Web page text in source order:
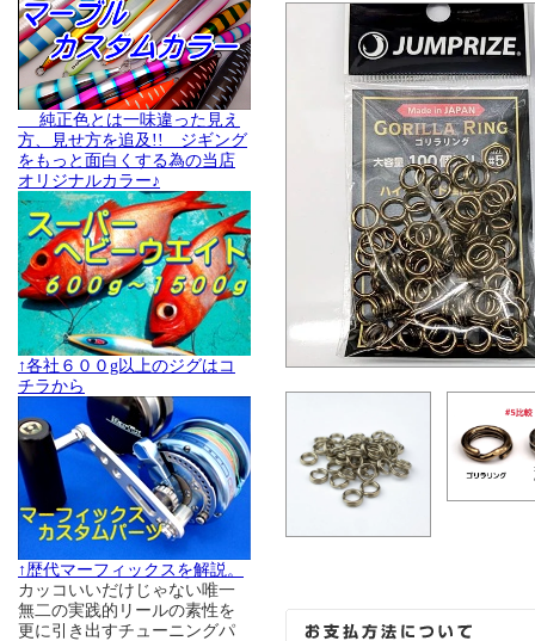
純正色とは一味違った見え
方、見せ方を追及!! ジギング
をもっと面白くする為の当店
オリジナルカラー♪
↑各社６００g以上のジグはコ
チラから
↑歴代マーフィックスを解説。
カッコいいだけじゃない唯一
無二の実践的リールの素性を
更に引き出すチューニングパ